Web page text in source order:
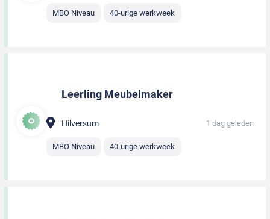
MBO Niveau 40-urige werkweek
Leerling Meubelmaker
Hilversum 1 dag geleden
MBO Niveau 40-urige werkweek